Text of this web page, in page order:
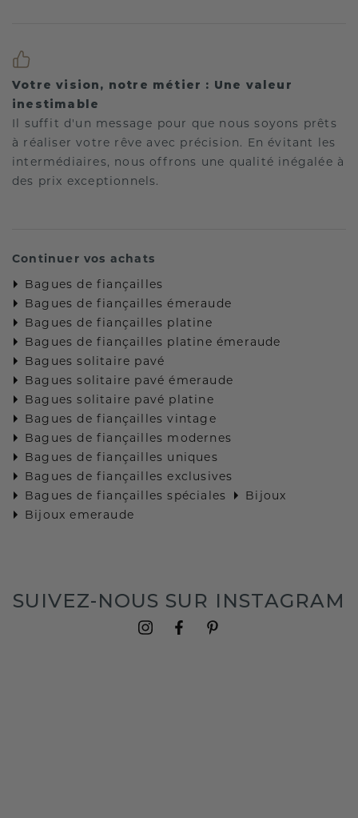
Votre vision, notre métier : Une valeur
inestimable
Il suffit d'un message pour que nous soyons prêts
à réaliser votre rêve avec précision. En évitant les
intermédiaires, nous offrons une qualité inégalée à
des prix exceptionnels.
Continuer vos achats
Bagues de fiançailles
Bagues de fiançailles émeraude
Bagues de fiançailles platine
Bagues de fiançailles platine émeraude
Bagues solitaire pavé
Bagues solitaire pavé émeraude
Bagues solitaire pavé platine
Bagues de fiançailles vintage
Bagues de fiançailles modernes
Bagues de fiançailles uniques
Bagues de fiançailles exclusives
Bagues de fiançailles spéciales
Bijoux
Bijoux emeraude
SUIVEZ-NOUS SUR INSTAGRAM